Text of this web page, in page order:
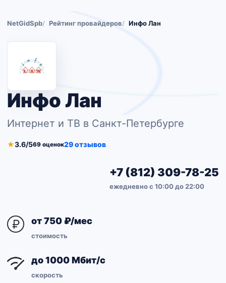
NetGidSpb Рейтинг провайдеров Инфо Лан
Инфо Лан
Интернет и ТВ в Санкт-Петербурге
★3.6/569 оценок29 отзывов
+7 (812) 309-78-25
ежедневно с 10:00 до 22:00
от 750 ₽/мес
стоимость
до 1000 Мбит/с
скорость